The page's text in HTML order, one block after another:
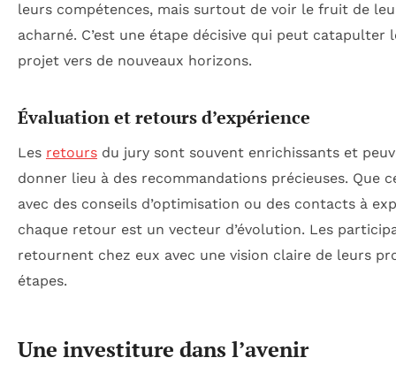
leurs compétences, mais surtout de voir le fruit de
acharné. C’est une étape décisive qui peut catapulter
projet vers de nouveaux horizons.
Évaluation et retours d’expérience
Les retours du jury sont souvent enrichissants et
donner lieu à des recommandations précieuses. Que
avec des conseils d’optimisation ou des contacts à
chaque retour est un vecteur d’évolution. Les
retournent chez eux avec une vision claire de leurs
étapes.
Une investiture dans l’avenir